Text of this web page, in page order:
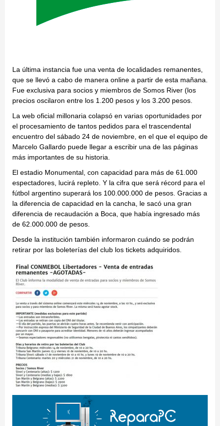
La última instancia fue una venta de localidades remanentes,
que se llevó a cabo de manera online a partir de esta mañana.
Fue exclusiva para socios y miembros de Somos River (los
precios oscilaron entre los 1.200 pesos y los 3.200 pesos.
La web oficial millonaria colapsó en varias oportunidades por
el procesamiento de tantos pedidos para el trascendental
encuentro del sábado 24 de noviembre, en el que el equipo de
Marcelo Gallardo puede llegar a escribir una de las páginas
más importantes de su historia.
El estadio Monumental, con capacidad para más de 61.000
espectadores, lucirá repleto. Y la cifra que será récord para el
fútbol argentino superará los 100.000.000 de pesos. Gracias a
la diferencia de capacidad en la cancha, le sacó una gran
diferencia de recaudación a Boca, que había ingresado más
de 62.000.000 de pesos.
Desde la institución también informaron cuándo se podrán
retirar por las boleterías del club los tickets adquiridos.